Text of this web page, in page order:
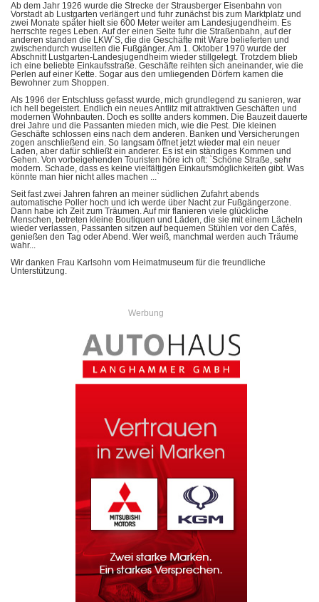
Ab dem Jahr 1926 wurde die Strecke der Strausberger Eisenbahn von
Vorstadt ab Lustgarten verlängert und fuhr zunächst bis zum Marktplatz und
zwei Monate später hielt sie 600 Meter weiter am Landesjugendheim. Es
herrschte reges Leben. Auf der einen Seite fuhr die Straßenbahn, auf der
anderen standen die LKW`S, die die Geschäfte mit Ware belieferten und
zwischendurch wuselten die Fußgänger. Am 1. Oktober 1970 wurde der
Abschnitt Lustgarten-Landesjugendheim wieder stillgelegt. Trotzdem blieb
ich eine beliebte Einkaufsstraße. Geschäfte reihten sich aneinander, wie die
Perlen auf einer Kette. Sogar aus den umliegenden Dörfern kamen die
Bewohner zum Shoppen.
Als 1996 der Entschluss gefasst wurde, mich grundlegend zu sanieren, war
ich hell begeistert. Endlich ein neues Antlitz mit attraktiven Geschäften und
modernen Wohnbauten. Doch es sollte anders kommen. Die Bauzeit dauerte
drei Jahre und die Passanten mieden mich, wie die Pest. Die kleinen
Geschäfte schlossen eins nach dem anderen. Banken und Versicherungen
zogen anschließend ein. So langsam öffnet jetzt wieder mal ein neuer
Laden, aber dafür schließt ein anderer. Es ist ein ständiges Kommen und
Gehen. Von vorbeigehenden Touristen höre ich oft: `Schöne Straße, sehr
modern. Schade, dass es keine vielfältigen Einkaufsmöglichkeiten gibt. Was
könnte man hier nicht alles machen ...`
Seit fast zwei Jahren fahren an meiner südlichen Zufahrt abends
automatische Poller hoch und ich werde über Nacht zur Fußgängerzone.
Dann habe ich Zeit zum Träumen. Auf mir flanieren viele glückliche
Menschen, betreten kleine Boutiquen und Läden, die sie mit einem Lächeln
wieder verlassen, Passanten sitzen auf bequemen Stühlen vor den Cafés,
genießen den Tag oder Abend. Wer weiß, manchmal werden auch Träume
wahr...
Wir danken Frau Karlsohn vom Heimatmuseum für die freundliche
Unterstützung.
Werbung